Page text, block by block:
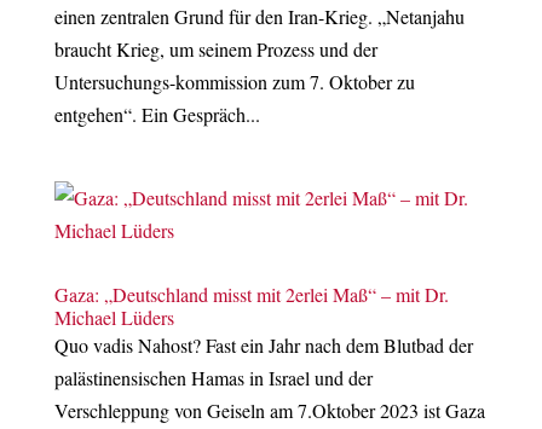
einen zentralen Grund für den Iran-Krieg. „Netanjahu
braucht Krieg, um seinem Prozess und der
Untersuchungs-kommission zum 7. Oktober zu
entgehen“. Ein Gespräch...
Gaza: „Deutschland misst mit 2erlei Maß“ – mit Dr.
Michael Lüders
Quo vadis Nahost? Fast ein Jahr nach dem Blutbad der
palästinensischen Hamas in Israel und der
Verschleppung von Geiseln am 7.Oktober 2023 ist Gaza